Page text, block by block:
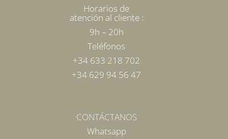
Horarios de
atención al cliente :
9h – 20h
Teléfonos
+34 633 218 702
+34 629 94 56 47
CONTÁCTANOS
Whatsapp